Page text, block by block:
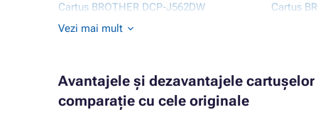
Cartus BROTHER DCP-J562DW
Cartus BROTHER MFC-J1100 SERIES
Cartus BROTHER MFC-J1180DWT
Cartus
Cartus
Vezi mai mult
Avantajele și dezavantajele cartușelor
comparație cu cele originale